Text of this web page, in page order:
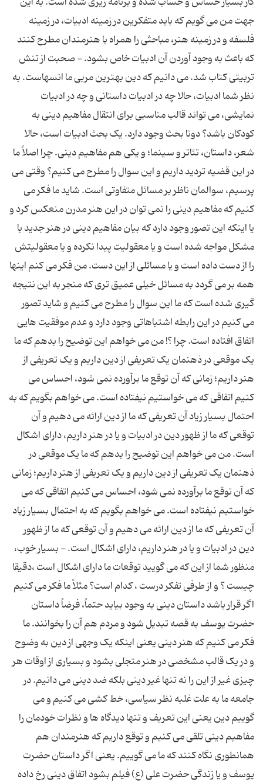
جهت من می گویم که باید متفکرین در زمینه ادبیات، در زمینه
فلسفه و در زمینه هنر، مباحثی را همراه با هنرمندان مطرح کنند
که باعث به وجود آوردن آن ادبیات خاص بشود. - صحبت از تنش
تربیتی کتاب شد. می دانیم که دین بهترین مربی ما انسهاست. به
نظر شما ادبیات، حالا چه در ادبیات داستانی و چه در ادبیات
نمایشی، می تواند قالب مناسبی برای انتقال مفاهیم دینی به
کودکان باشد؟ دوتا بحث وجود دارد. یک بحث ادبیات است، حالا
شعر، داستان، تئاتر و سینما؛ و یکی هم مفاهیم دینی. چرا اصلاً ما
در این قضیه تردید داریم و این سوال را مطرح می کنیم؟ وقتی می
پرسیم، سوالمان ناظر بر مسائل متفاوتی است. شاید ما فکر می
کنیم که مفاهیم دینی را نمی توان در این هنر مدرن منعکس کرد و
یا اینکه این تصور وجود دارد که بیان مفاهیم دینی در هنر جدید با
مشکل مواجه شده است و یا معقولیت پیدا نکرده و یا معقولیتش
را از دست داده است و یا مسائلی از این دست. من فکر می کنم اینها
همه بر می گردد به مسائل خیلی عمیق تری که منجر به این نتیجه
گیری شده است که ما این سوال را مطرح می کنیم و شاید تصور
می کنیم در این رابطه اشتباهاتی وجود دارد و عدم موفقیت هایی
اتفاق افتاده است. چرا ؟! من می خواهم این توضیح را بدهم که ما
یک موقعی در ذهنمان یک تعریفی از دین داریم و یک تعریفی از
هنر داریم؛ زمانی که آن توقع ما برآورده نمی شود، احساس می
کنیم اتفاقی که می خواستیم نیفتاده است. می خواهم بگویم که به
احتمال بسیار زیاد آن تعریفی که ما از دین ارائه می دهیم و آن
توقعی که ما از ظهور دین در ادبیات و یا در هنر داریم، دارای اشکال
است. من می خواهم این توضیح را بدهم که ما یک موقعی در
ذهنمان یک تعریفی از دین داریم و یک تعریفی از هنر داریم؛ زمانی
که آن توقع ما برآورده نمی شود، احساس می کنیم اتفاقی که می
خواستیم نیفتاده است. می خواهم بگویم که به احتمال بسیار زیاد
آن تعریفی که ما از دین ارائه می دهیم و آن توقعی که ما از ظهور
دین در ادبیات و یا در هنر داریم، دارای اشکال است. - بسیار خوب،
منظور شما از این که می گویید توقعات ما دارای اشکال است ،دقیقا
چیست ؟ و از طرفی تفکر درست ، کدام است؟ مثلاً ما فکر می کنیم
اگر قرار باشد داستان دینی به وجود بیاید حتماً، فرضاً داستان
حضرت یوسف به قصه تبدیل شود و مردم هم آن را بخوانند. ما
فکر می کنیم که هنر دینی یعنی اینکه یک وجهی از دین به وضوح
و در یک قالب مشخصی در هنر متجلی بشود و بسیاری از اوقات هر
چیزی غیر از این را نه تنها غیر دینی بلکه ضد دینی می دانیم. در
جامعه ما به علت غلبه نظر سیاسی، خط کشی می کنیم و می
گوییم دین یعنی این تعریف و تنها دیدگاه ها و نظرات خودمان را
مفاهیم دینی تلقی می کنیم و توقع داریم که هنرمندان هم
همانطوری نگاه کنند که ما می گوییم. یعنی اگر داستان حضرت
یوسف و یا زندگی حضرت علی (ع) فیلم بشود اتفاق دینی رخ داده